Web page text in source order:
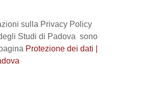
sulla Privacy Policy
Studi di Padova sono
Protezione dei dati |